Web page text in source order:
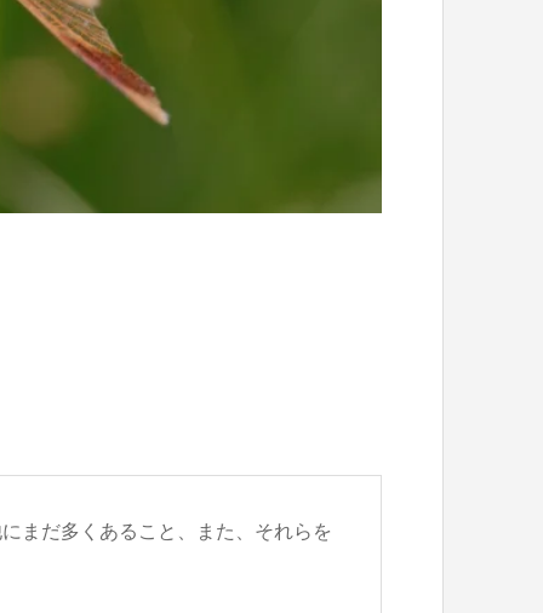
まだ多くあること、また、それらを